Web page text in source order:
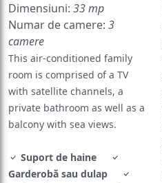
Dimensiuni: 33 mp
Numar de camere: 3
camere
This air-conditioned family
room is comprised of a TV
with satellite channels, a
private bathroom as well as a
balcony with sea views.
Suport de haine
Garderobă sau dulap